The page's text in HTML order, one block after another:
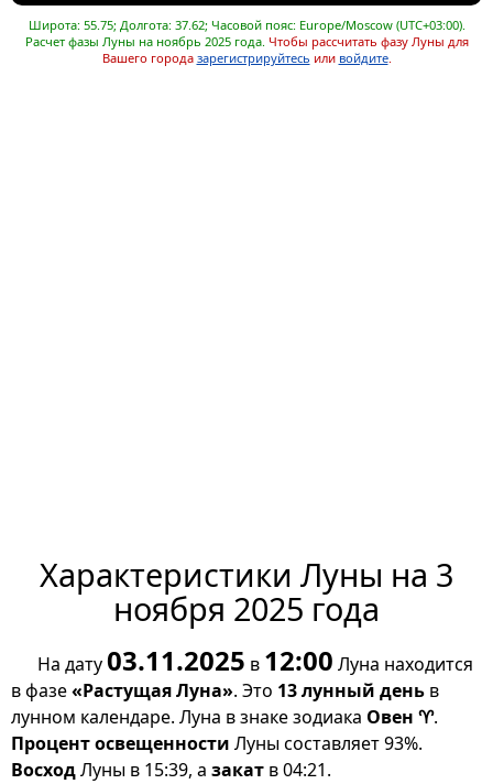
Широта: 55.75; Долгота: 37.62; Часовой пояс: Europe/Moscow (UTC+03:00).
Расчет фазы Луны на ноябрь 2025 года. Чтобы рассчитать фазу Луны для
Вашего города зарегистрируйтесь или войдите.
Характеристики Луны на 3
ноября 2025 года
На дату03.11.2025 в 12:00 Луна находится
в фазе«Растущая Луна». Это 13 лунный день в
лунном календаре. Луна в знаке зодиака Овен ♈.
Процент освещенности Луны составляет 93%.
ВосходЛуны в 15:39, а закат в 04:21.